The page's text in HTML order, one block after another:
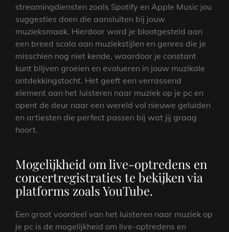
streamingdiensten zoals Spotify en Apple Music jou
suggesties doen die aansluiten bij jouw
muzieksmaak. Hierdoor word je blootgesteld aan
een breed scala aan muziekstijlen en genres die je
misschien nog niet kende, waardoor je constant
kunt blijven groeien en evolueren in jouw muzikale
ontdekkingstocht. Het geeft een verrassend
element aan het luisteren naar muziek op je pc en
opent de deur naar een wereld vol nieuwe geluiden
en artiesten die perfect passen bij wat jij graag
hoort.
Mogelijkheid om live-optredens en
concertregistraties te bekijken via
platforms zoals YouTube.
Een groot voordeel van het luisteren naar muziek op
je pc is de mogelijkheid om live-optredens en